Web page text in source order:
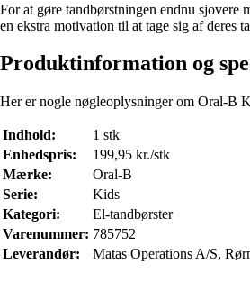
For at gøre tandbørstningen endnu
en ekstra motivation til at tage sig af deres
Produktinformation og
Her er nogle nøgleoplysninger om Oral-B
Indhold:
1 stk
Enhedspris:
199,95 kr./stk
Mærke:
Oral-B
Serie:
Kids
Kategori:
El-tandbørster
Varenummer: 785752
Leverandør:
Matas Operations A/S,